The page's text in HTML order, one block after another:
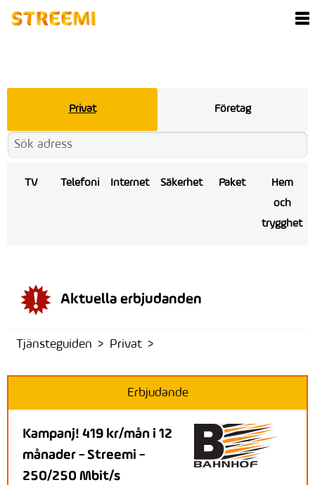
Privat Företag
TV Telefoni Internet Säkerhet Paket
Hem
och
trygghet
Aktuella erbjudanden
Tjänsteguiden Privat
Erbjudande
Kampanj! 419 kr/mån i 12
månader - Streemi -
250/250 Mbit/s